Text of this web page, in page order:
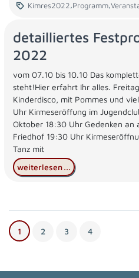
Kimres2022 Programm
detailliertes
2022
vom 07.10 bis 10.10 Das
steht!Hier erfahrt Ihr alles.
Kinderdisco, mit Pommes und
Uhr Kirmeseröffung im
Oktober 18:30 Uhr Gedenken an
Friedhof 19:30 Uhr
Tanz mit
weiterlesen...
Seite
1 Seite
2 Seite
3 Seite
4